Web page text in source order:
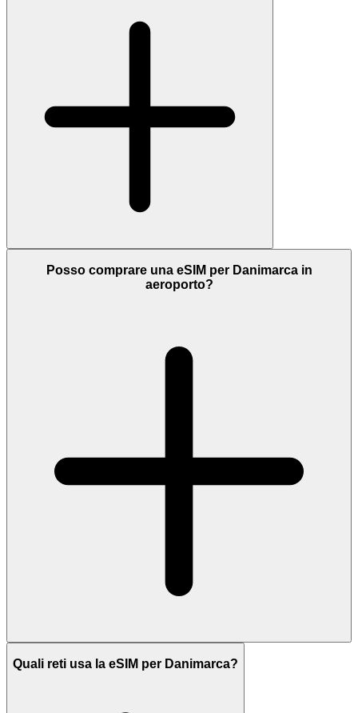
Posso comprare una eSIM per Danimarca in
aeroporto?
Quali reti usa la eSIM per Danimarca?